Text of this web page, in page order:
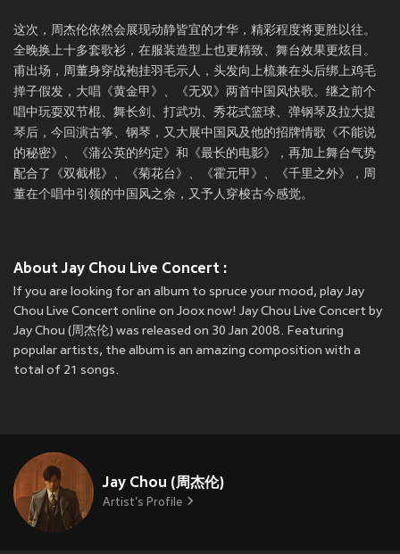
这次，周杰伦依然会展现动静皆宜的才华，精彩程度将更胜以往。
全晚换上十多套歌衫，在服装造型上也更精致、舞台效果更炫目。
甫出场，周董身穿战袍挂羽毛示人，头发向上梳兼在头后绑上鸡毛
掸子假发，大唱《黄金甲》、《无双》两首中国风快歌。继之前个
唱中玩耍双节棍、舞长剑、打武功、秀花式篮球、弹钢琴及拉大提
琴后，今回演古筝、钢琴，又大展中国风及他的招牌情歌《不能说
的秘密》、《蒲公英的约定》和《最长的电影》，再加上舞台气势
配合了《双截棍》、《菊花台》、《霍元甲》、《千里之外》，周
董在个唱中引领的中国风之余，又予人穿梭古今感觉。
About Jay Chou Live Concert :
If you are looking for an album to spruce your mood, play Jay
Chou Live Concert online on Joox now! Jay Chou Live Concert by
Jay Chou (周杰伦) was released on 30 Jan 2008. Featuring
popular artists, the album is an amazing composition with a
total of 21 songs.
Jay Chou (周杰伦)
Artist's Profile